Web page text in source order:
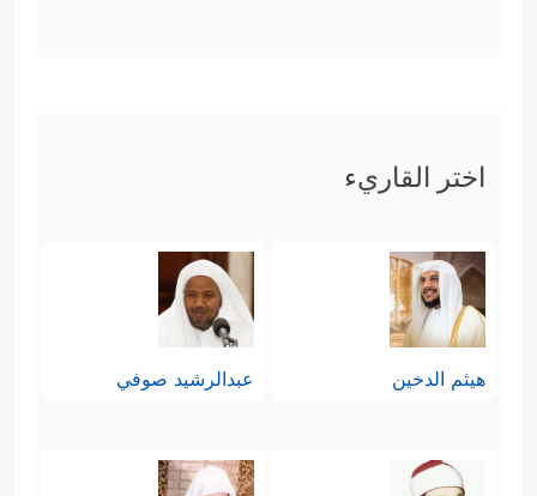
اختر القاريء
هيثم الدخين عبدالرشيد صوفي